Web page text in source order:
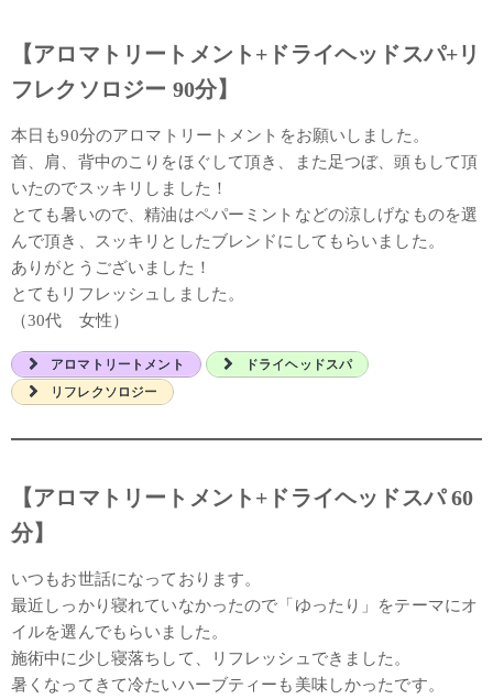
【アロマトリートメント+ドライヘッドスパ+リ
フレクソロジー 90分】
本日も90分のアロマトリートメントをお願いしました。
首、肩、背中のこりをほぐして頂き、また足つぼ、頭もして頂
いたのでスッキリしました！
とても暑いので、精油はペパーミントなどの涼しげなものを選
んで頂き、スッキリとしたブレンドにしてもらいました。
ありがとうございました！
とてもリフレッシュしました。
（30代 女性）
アロマトリートメント
ドライヘッドスパ
リフレクソロジー
【アロマトリートメント+ドライヘッドスパ 60
分】
いつもお世話になっております。
最近しっかり寝れていなかったので「ゆったり」をテーマにオ
イルを選んでもらいました。
施術中に少し寝落ちして、リフレッシュできました。
暑くなってきて冷たいハーブティーも美味しかったです。